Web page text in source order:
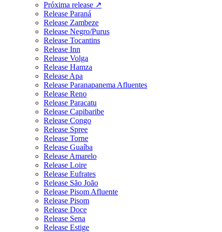
Próxima release ↗
Release Paraná
Release Zambeze
Release Negro/Purus
Release Tocantins
Release Inn
Release Volga
Release Hamza
Release Apa
Release Paranapanema Afluentes
Release Reno
Release Paracatu
Release Capibaribe
Release Congo
Release Spree
Release Torne
Release Guaíba
Release Amarelo
Release Loire
Release Eufrates
Release São João
Release Pisom Afluente
Release Pisom
Release Doce
Release Sena
Release Estige